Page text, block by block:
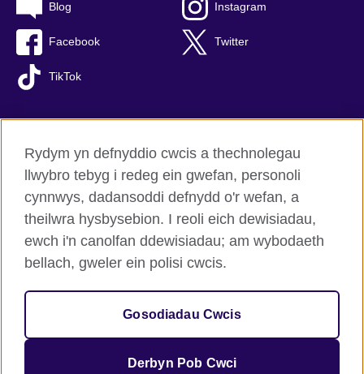
Blog Instagram
Facebook Twitter
TikTok
British Council Byd-eang
Preifatrwydd a thelerau defnyddio
Hygyrchedd
© 2026 British Council
Sefydliad rhyngwladol y Deyrnas Unedig am gysylltiadau
Rydym yn defnyddio cwcis a thechnolegau
llwybro tebyg i redeg ein gwefan, personoli
cynnwys, dadansoddi defnydd o'r wefan, a
theilwra hysbysebion. I reoli eich dewisiadau,
ewch i'n canolfan ddewisiadau; am wybodaeth
bellach, gweler ein polisi cwcis.
Gosodiadau Cwcis
Derbyn Pob Cwci